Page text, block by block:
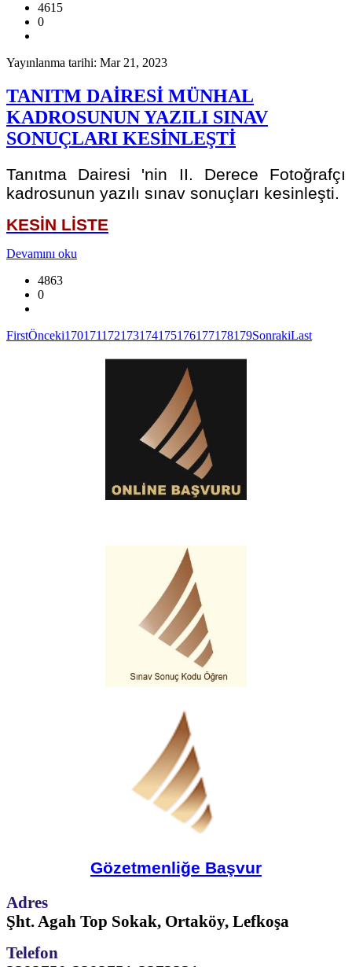
4615
0
Yayınlanma tarihi: Mar 21, 2023
TANITM DAİRESİ MÜNHAL
KADROSUNUN YAZILI SINAV
SONUÇLARI KESİNLEŞTİ
Tanıtma Dairesi 'nin II. Derece Fotoğrafçı
kadrosunun yazılı sınav sonuçları kesinleşti.
KESİN LİSTE
Devamını oku
4863
0
FirstÖnceki170171172173174175176177178179SonrakiLast
Gözetmenliğe Başvur
Adres
Şht. Agah Top Sokak, Ortaköy, Lefkoşa
Telefon